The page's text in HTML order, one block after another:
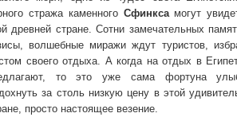
стража каменного Сфинксамогут
древней стране. Сотни замечательных
волшебные миражи ждут туристов,
своего отдыха. А когда на отдых в
то это уже сама фортуна
за столь низкую цену в этой
просто настоящее везение.